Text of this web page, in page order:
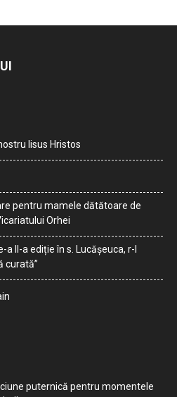
Iisus Hristos
pentru mamele dătătoare de
Orhei
II-a ediție în s. Lucășeuca, r-l
curată”
puternică pentru momentele